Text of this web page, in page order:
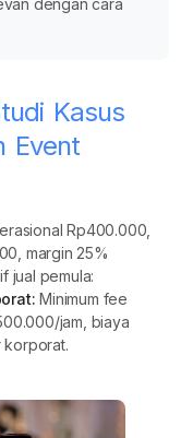
dengan cara
Kasus
Event
Rp400.000,
margin 25%
jual pemula:
Minimum fee
jam, biaya
korporat.